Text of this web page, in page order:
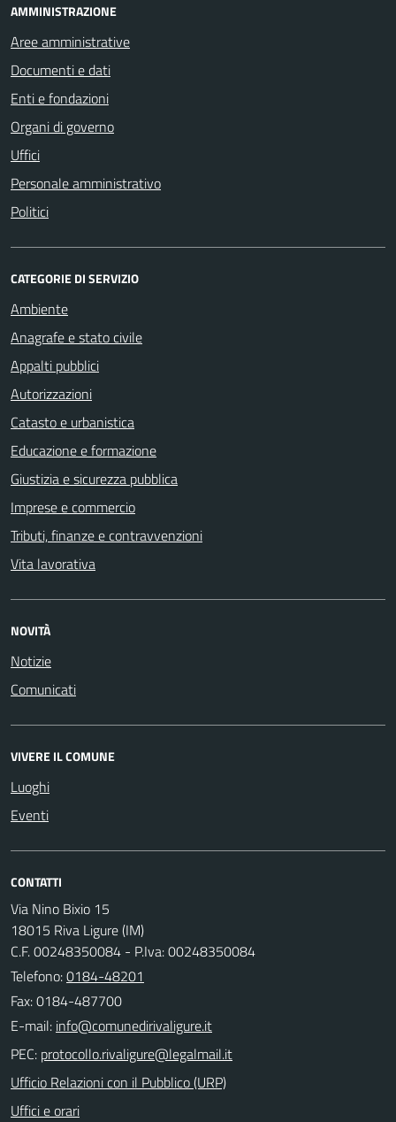
AMMINISTRAZIONE
Aree amministrative
Documenti e dati
Enti e fondazioni
Organi di governo
Uffici
Personale amministrativo
Politici
CATEGORIE DI SERVIZIO
Ambiente
Anagrafe e stato civile
Appalti pubblici
Autorizzazioni
Catasto e urbanistica
Educazione e formazione
Giustizia e sicurezza pubblica
Imprese e commercio
Tributi, finanze e contravvenzioni
Vita lavorativa
NOVITÀ
Notizie
Comunicati
VIVERE IL COMUNE
Luoghi
Eventi
CONTATTI
Via Nino Bixio 15
18015 Riva Ligure (IM)
C.F. 00248350084 - P.Iva: 00248350084
Telefono:0184-48201
Fax: 0184-487700
E-mail:
PEC:
Ufficio Relazioni con il Pubblico (URP)
Uffici e orari